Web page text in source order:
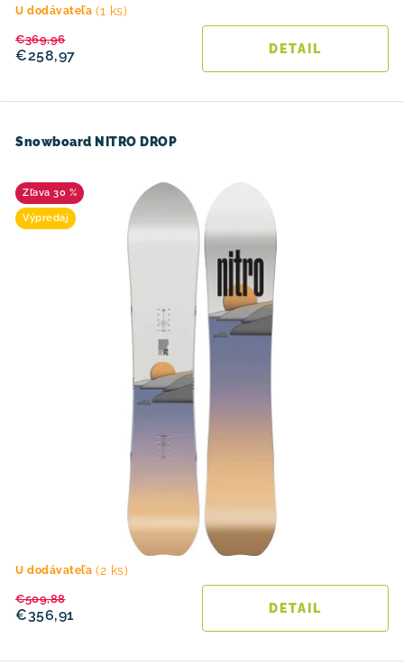
U dodávateľa (1 ks)
€258,97
€369,96
DETAIL
Snowboard NITRO DROP
30 %
Výpredaj
U dodávateľa (2 ks)
€356,91
€509,88
DETAIL